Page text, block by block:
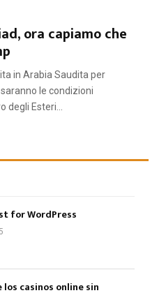
ora capiamo che
in Arabia Saudita per
le condizioni
degli Esteri...
for WordPress
casinos online sin